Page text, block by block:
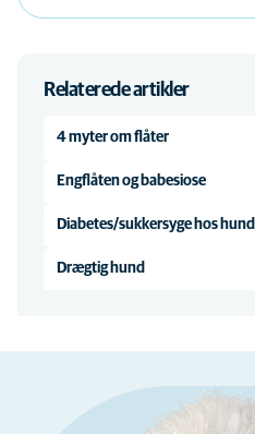
Relaterede artikler
4 myter om flåter
Engflåten og babesiose
Diabetes/sukkersyge hos hund
Drægtig hund